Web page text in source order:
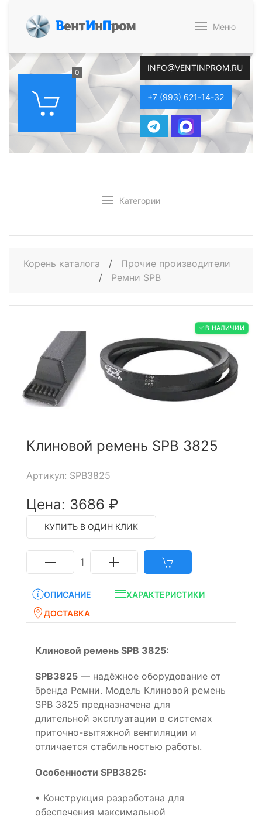
ВентИнПром Меню
0 INFO@VENTINPROM.RU
+7 (993) 621-14-32
Категории
Корень каталога /
Прочие производители
/
Ремни SPB
✅ В НАЛИЧИИ
Клиновой ремень SPB 3825
Артикул: SPB3825
Цена: 3686 ₽
КУПИТЬ В ОДИН КЛИК
1
ОПИСАНИЕ
ХАРАКТЕРИСТИКИ
ДОСТАВКА
Клиновой ремень SPB 3825:
SPB3825 — надёжное оборудование от
бренда Ремни. Модель Клиновой ремень
SPB 3825 предназначена для
длительной эксплуатации в системах
приточно-вытяжной вентиляции и
отличается стабильностью работы.
Особенности SPB3825:
• Конструкция разработана для
обеспечения максимальной